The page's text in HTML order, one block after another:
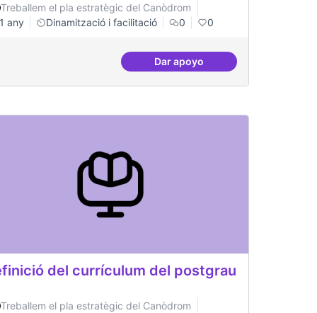
Treballem el pla estratègic del Canòdrom
1 any
Dinamització i facilitació 0 0
Dar apoyoDinamització de la
del currículum del postgrau
Treballem el pla estratègic del Canòdrom